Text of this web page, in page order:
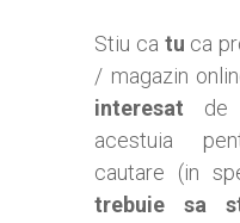
Stiu ca tu ca
/ magazin
interesat de
acestuia
cautare (in
trebuie sa